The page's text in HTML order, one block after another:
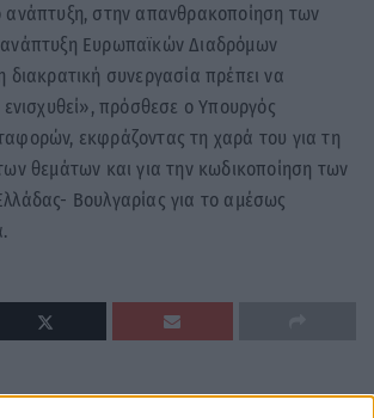
ανάπτυξη, στην απανθρακοποίηση των
Ευρωπαϊκών Διαδρόμων
διακρατική συνεργασία πρέπει να
ενισχυθεί», πρόσθεσε ο Υπουργός
εκφράζοντας τη χαρά του για τη
θεμάτων και για την κωδικοποίηση των
Βουλγαρίας για το αμέσως